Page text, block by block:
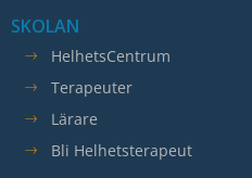
SKOLAN
HelhetsCentrum
Terapeuter
Lärare
Bli Helhetsterapeut